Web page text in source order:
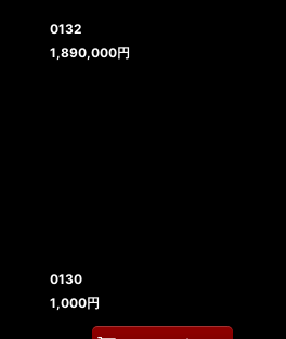
0132
1,890,000円
0130
1,000円